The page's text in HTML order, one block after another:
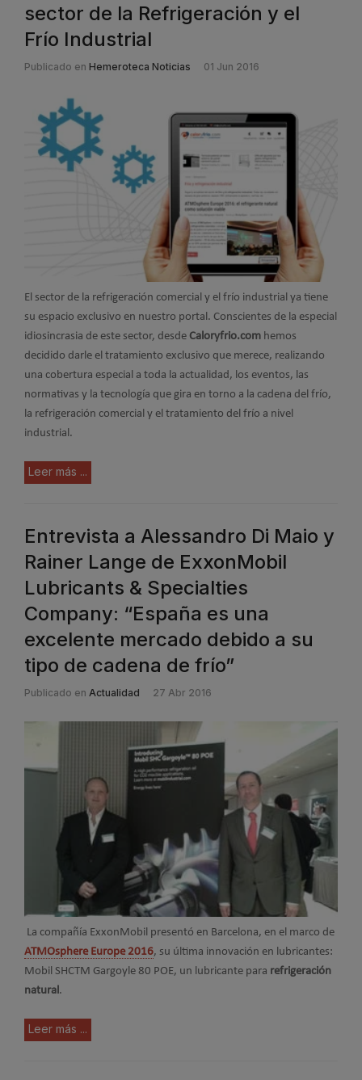
sector de la Refrigeración y el
Frío Industrial
Publicado en Hemeroteca Noticias 01 Jun 2016
El sector de la refrigeración comercial y el frío industrial ya tiene
su espacio exclusivo en nuestro portal. Conscientes de la especial
idiosincrasia de este sector, desde Caloryfrio.com hemos
decidido darle el tratamiento exclusivo que merece, realizando
una cobertura especial a toda la actualidad, los eventos, las
normativas y la tecnología que gira en torno a la cadena del frío,
la refrigeración comercial y el tratamiento del frío a nivel
industrial.
Leer más ...
Entrevista a Alessandro Di Maio y
Rainer Lange de ExxonMobil
Lubricants & Specialties
Company: “España es una
excelente mercado debido a su
tipo de cadena de frío”
Publicado en Actualidad 27 Abr 2016
La compañía ExxonMobil presentó en Barcelona, en el marco de
ATMOsphere Europe 2016, su última innovación en lubricantes:
Mobil SHCTM Gargoyle 80 POE, un lubricante para refrigeración
natural .
Leer más ...